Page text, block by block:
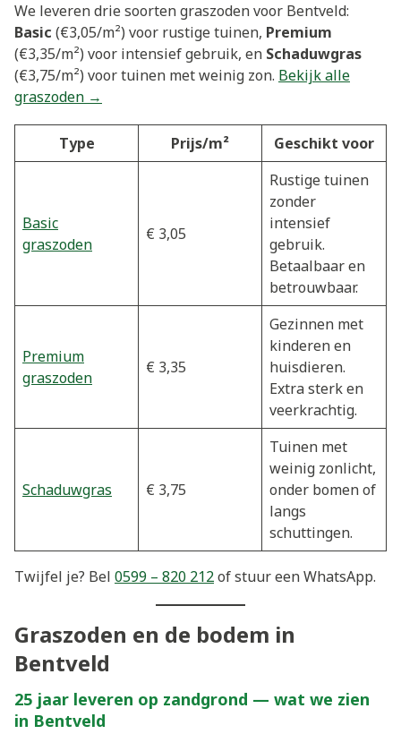
We leveren drie soorten graszoden voor Bentveld:
Basic (€3,05/m²) voor rustige tuinen, Premium
(€3,35/m²) voor intensief gebruik, en Schaduwgras
(€3,75/m²) voor tuinen met weinig zon. Bekijk alle
graszoden →
Type Prijs/m² Geschikt voor
Basic
graszoden
€ 3,05
Rustige tuinen
zonder
intensief
gebruik.
Betaalbaar en
betrouwbaar.
Premium
graszoden
€ 3,35
Gezinnen met
kinderen en
huisdieren.
Extra sterk en
veerkrachtig.
Schaduwgras € 3,75
Tuinen met
weinig zonlicht,
onder bomen of
langs
schuttingen.
Twijfel je? Bel 0599 – 820 212of stuur een WhatsApp.
Graszoden en de bodem in
Bentveld
25 jaar leveren op zandgrond — wat we zien
in Bentveld